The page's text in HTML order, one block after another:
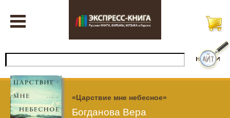
«Царствие мне небесное»
Богданова Вера